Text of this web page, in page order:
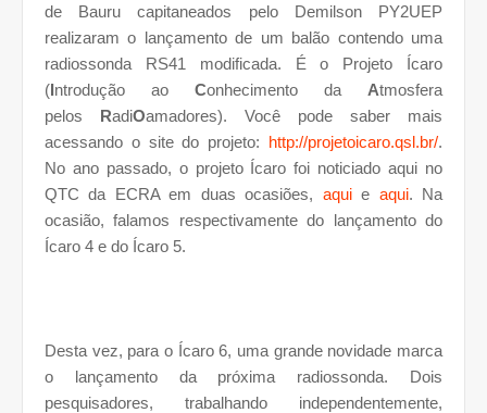
de Bauru capitaneados pelo Demilson PY2UEP
realizaram o lançamento de um balão contendo uma
radiossonda RS41 modificada. É o Projeto Ícaro
(Introdução ao Conhecimento da Atmosfera
pelos RadiOamadores). Você pode saber mais
acessando o site do projeto: http://projetoicaro.qsl.br/.
No ano passado, o projeto Ícaro foi noticiado aqui no
QTC da ECRA em duas ocasiões, aquie aqui. Na
ocasião, falamos respectivamente do lançamento do
Ícaro 4 e do Ícaro 5.
Desta vez, para o Ícaro 6, uma grande novidade marca
o lançamento da próxima radiossonda. Dois
pesquisadores, trabalhando independentemente,